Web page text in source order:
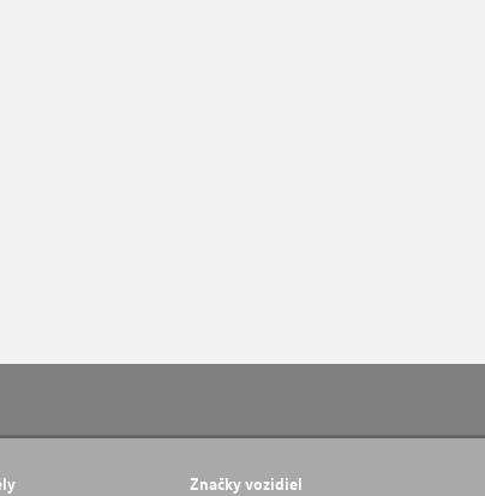
Značky vozidiel